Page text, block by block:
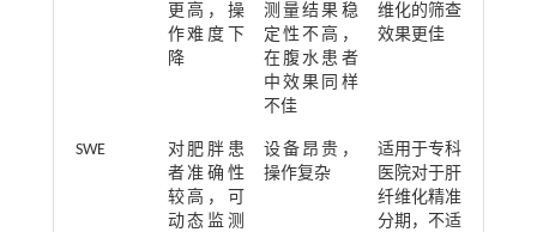
更高，操
作难度下
降
测量结果稳
定性不高，
在腹水患者
中效果同样
不佳
维化的筛查
效果更佳
SWE
对肥胖患
者准确性
较高，可
动态监测
设备昂贵，
操作复杂
适用于专科
医院对于肝
纤维化精准
分期，不适